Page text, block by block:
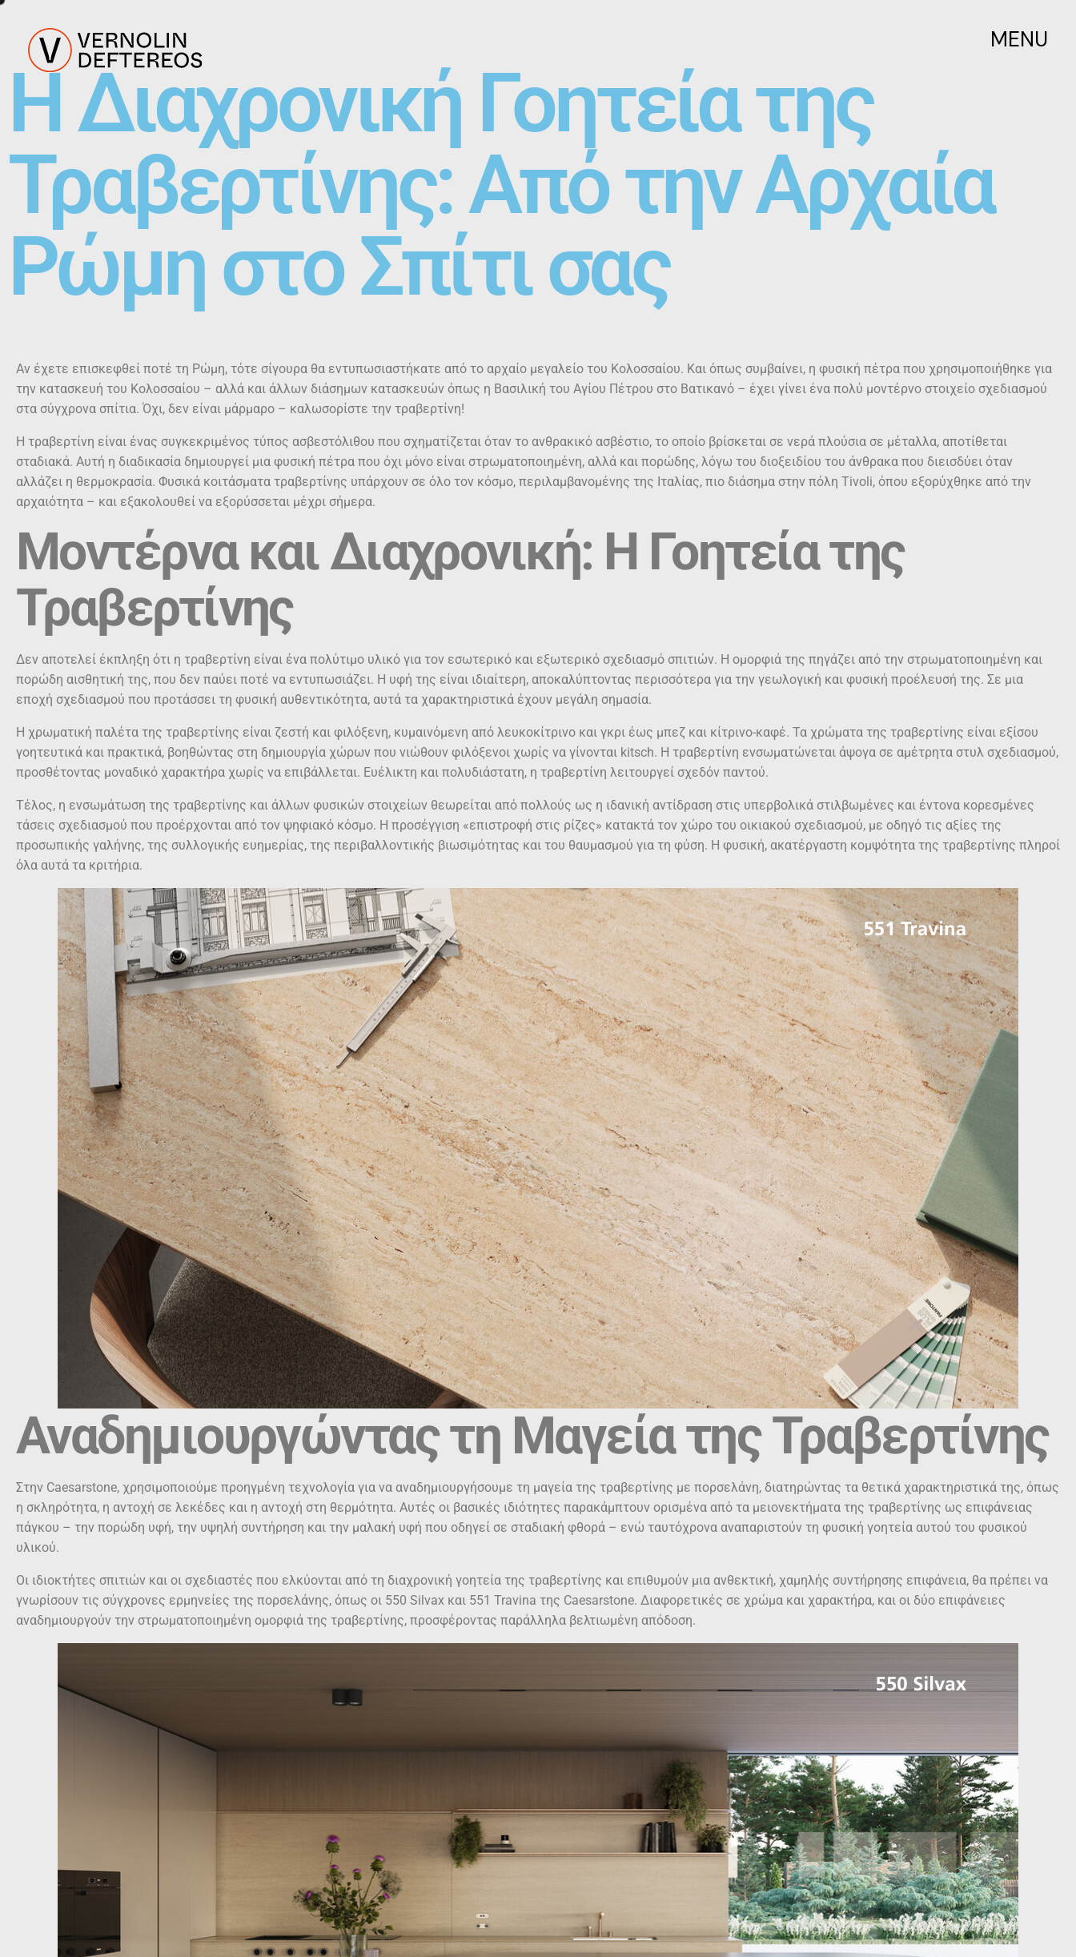
MENU
Η Διαχρονική Γοητεία της
Τραβερτίνης: Από την Αρχαία
Ρώμη στο Σπίτι σας
Αν έχετε επισκεφθεί ποτέ τη Ρώμη, τότε σίγουρα θα εντυπωσιαστήκατε από το αρχαίο μεγαλείο του Κολοσσαίου. Και όπως συμβαίνει, η φυσική πέτρα που χρησιμοποιήθηκε για
την κατασκευή του Κολοσσαίου – αλλά και άλλων διάσημων κατασκευών όπως η Βασιλική του Αγίου Πέτρου στο Βατικανό – έχει γίνει ένα πολύ μοντέρνο στοιχείο σχεδιασμού
στα σύγχρονα σπίτια. Όχι, δεν είναι μάρμαρο – καλωσορίστε την τραβερτίνη!
Η τραβερτίνη είναι ένας συγκεκριμένος τύπος ασβεστόλιθου που σχηματίζεται όταν το ανθρακικό ασβέστιο, το οποίο βρίσκεται σε νερά πλούσια σε μέταλλα, αποτίθεται
σταδιακά. Αυτή η διαδικασία δημιουργεί μια φυσική πέτρα που όχι μόνο είναι στρωματοποιημένη, αλλά και πορώδης, λόγω του διοξειδίου του άνθρακα που διεισδύει όταν
αλλάζει η θερμοκρασία. Φυσικά κοιτάσματα τραβερτίνης υπάρχουν σε όλο τον κόσμο, περιλαμβανομένης της Ιταλίας, πιο διάσημα στην πόλη Tivoli, όπου εξορύχθηκε από την
αρχαιότητα – και εξακολουθεί να εξορύσσεται μέχρι σήμερα.
Μοντέρνα και Διαχρονική: Η Γοητεία της
Τραβερτίνης
Δεν αποτελεί έκπληξη ότι η τραβερτίνη είναι ένα πολύτιμο υλικό για τον εσωτερικό και εξωτερικό σχεδιασμό σπιτιών. Η ομορφιά της πηγάζει από την στρωματοποιημένη και
πορώδη αισθητική της, που δεν παύει ποτέ να εντυπωσιάζει. Η υφή της είναι ιδιαίτερη, αποκαλύπτοντας περισσότερα για την γεωλογική και φυσική προέλευσή της. Σε μια
εποχή σχεδιασμού που προτάσσει τη φυσική αυθεντικότητα, αυτά τα χαρακτηριστικά έχουν μεγάλη σημασία.
Η χρωματική παλέτα της τραβερτίνης είναι ζεστή και φιλόξενη, κυμαινόμενη από λευκοκίτρινο και γκρι έως μπεζ και κίτρινο-καφέ. Τα χρώματα της τραβερτίνης είναι εξίσου
γοητευτικά και πρακτικά, βοηθώντας στη δημιουργία χώρων που νιώθουν φιλόξενοι χωρίς να γίνονται kitsch. Η τραβερτίνη ενσωματώνεται άψογα σε αμέτρητα στυλ σχεδιασμού,
προσθέτοντας μοναδικό χαρακτήρα χωρίς να επιβάλλεται. Ευέλικτη και πολυδιάστατη, η τραβερτίνη λειτουργεί σχεδόν παντού.
Τέλος, η ενσωμάτωση της τραβερτίνης και άλλων φυσικών στοιχείων θεωρείται από πολλούς ως η ιδανική αντίδραση στις υπερβολικά στιλβωμένες και έντονα κορεσμένες
τάσεις σχεδιασμού που προέρχονται από τον ψηφιακό κόσμο. Η προσέγγιση «επιστροφή στις ρίζες» κατακτά τον χώρο του οικιακού σχεδιασμού, με οδηγό τις αξίες της
προσωπικής γαλήνης, της συλλογικής ευημερίας, της περιβαλλοντικής βιωσιμότητας και του θαυμασμού για τη φύση. Η φυσική, ακατέργαστη κομψότητα της τραβερτίνης πληροί
όλα αυτά τα κριτήρια.
Αναδημιουργώντας τη Μαγεία της Τραβερτίνης
Στην Caesarstone, χρησιμοποιούμε προηγμένη τεχνολογία για να αναδημιουργήσουμε τη μαγεία της τραβερτίνης με πορσελάνη, διατηρώντας τα θετικά χαρακτηριστικά της, όπως
η σκληρότητα, η αντοχή σε λεκέδες και η αντοχή στη θερμότητα. Αυτές οι βασικές ιδιότητες παρακάμπτουν ορισμένα από τα μειονεκτήματα της τραβερτίνης ως επιφάνειας
πάγκου – την πορώδη υφή, την υψηλή συντήρηση και την μαλακή υφή που οδηγεί σε σταδιακή φθορά – ενώ ταυτόχρονα αναπαριστούν τη φυσική γοητεία αυτού του φυσικού
υλικού.
Οι ιδιοκτήτες σπιτιών και οι σχεδιαστές που ελκύονται από τη διαχρονική γοητεία της τραβερτίνης και επιθυμούν μια ανθεκτική, χαμηλής συντήρησης επιφάνεια, θα πρέπει να
γνωρίσουν τις σύγχρονες ερμηνείες της πορσελάνης, όπως οι 550 Silvax και 551 Travina της Caesarstone. Διαφορετικές σε χρώμα και χαρακτήρα, και οι δύο επιφάνειες
αναδημιουργούν την στρωματοποιημένη ομορφιά της τραβερτίνης, προσφέροντας παράλληλα βελτιωμένη απόδοση.